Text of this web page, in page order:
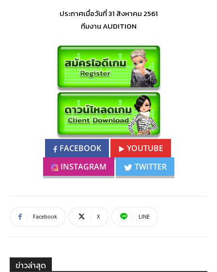
ประกาศเมื่อวันที่ 31 สิงหาคม 2561
ทีมงาน AUDITION
FACEBOOK
YOUTUBE
INSTAGRAM
TWITTER
Facebook X LINE
ข่าวล่าสุด